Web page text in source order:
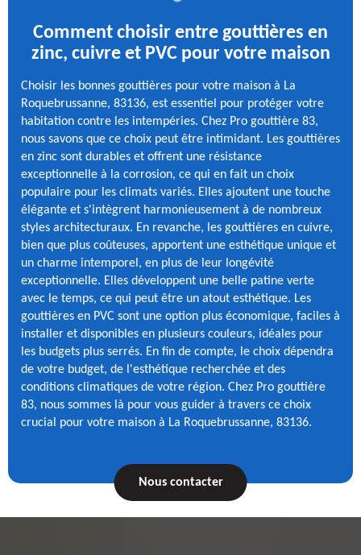
Comment choisir entre gouttières en
zinc, cuivre et PVC pour votre maison
Choisir les bonnes gouttières pour votre maison à La
Roquebrussanne, 83136, est essentiel pour protéger votre
habitation contre les intempéries. Chez Pro gouttière 83,
nous savons que ce choix peut être intimidant. Les gouttières
en zinc sont durables et offrent une résistance
exceptionnelle à la corrosion, ce qui en fait un choix
populaire pour les climats variés. Elles ajoutent une touche
élégante et s'intègrent harmonieusement à de nombreux
styles architecturaux. En revanche, les gouttières en cuivre,
bien que plus coûteuses, apportent une esthétique unique et
un charme intemporel, en plus de leur longévité
exceptionnelle. Elles développent une belle patine verte
avec le temps, ce qui peut être un atout esthétique. Les
gouttières en PVC sont une option plus économique, faciles à
installer et disponibles en plusieurs couleurs, idéales pour
les budgets plus serrés. En fin de compte, le choix dépendra
de votre budget, de l'esthétique recherchée et des
conditions climatiques de votre région. Chez Pro gouttière
83, nous sommes là pour vous guider à travers ce choix
crucial pour votre maison à La Roquebrussanne, 83136.
Nous contacter